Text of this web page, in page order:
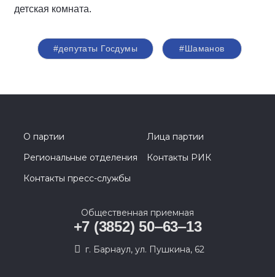
детская комната.
#депутаты Госдумы #Шаманов
О партии
Лица партии
Региональные отделения
Контакты РИК
Контакты пресс-службы
Общественная приемная
+7 (3852) 50‒63‒13
г. Барнаул, ул. Пушкина, 62